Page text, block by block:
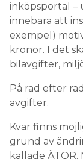
inköpsportal –
innebära att
exempel)
kronor. I det
bilavgifter,
På rad efter
avgifter.
Kvar finns
grund av
kallade